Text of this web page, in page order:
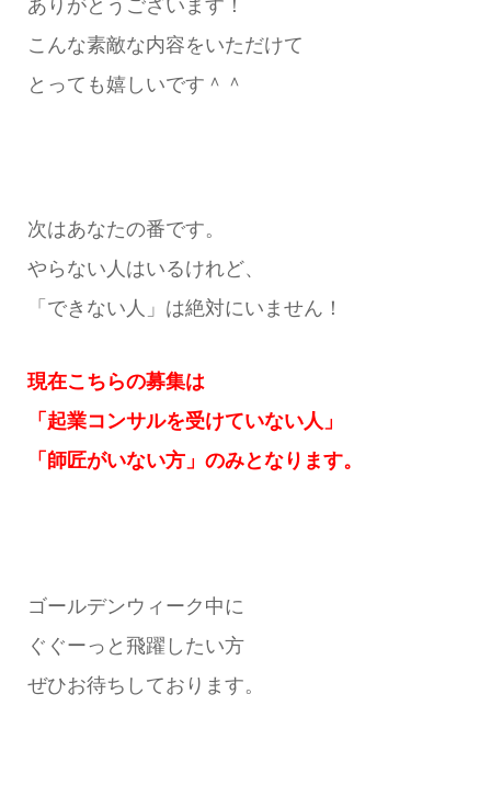
ありがとうございます！
こんな素敵な内容をいただけて
とっても嬉しいです＾＾
次はあなたの番です。
やらない人はいるけれど、
「できない人」は絶対にいません！
現在こちらの募集は
「起業コンサルを受けていない人」
「師匠がいない方」のみとなります。
ゴールデンウィーク中に
ぐぐーっと飛躍したい方
ぜひお待ちしております。